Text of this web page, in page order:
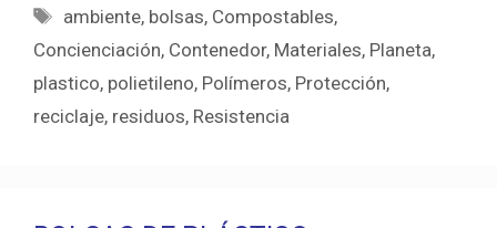
Etiquetas
ambiente, bolsas, Compostables,
Concienciación, Contenedor, Materiales, Planeta,
plastico, polietileno, Polímeros, Protección,
reciclaje, residuos, Resistencia